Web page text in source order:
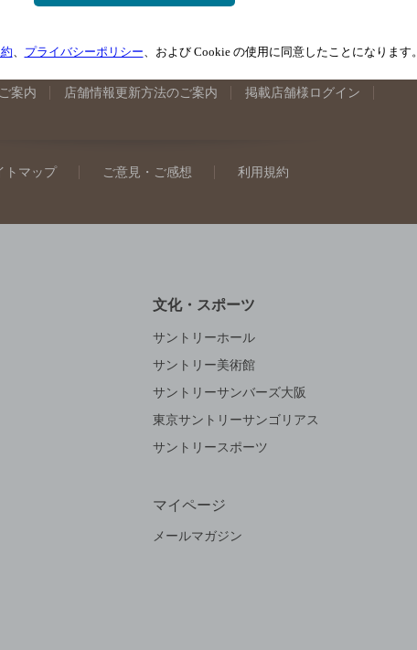
案内 店舗情報更新方法のご案内 掲載店舗様ログイン
トマップ ご意見・ご感想 利用規約
文化・スポーツ
サントリーホール
サントリー美術館
サントリーサンバーズ大阪
東京サントリーサンゴリアス
サントリースポーツ
マイページ
メールマガジン
、 プライバシーポリシー、および Cookie の使用に同意したことになります。